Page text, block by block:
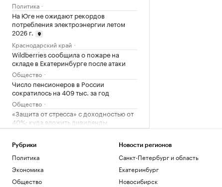
Политика
На Юге не ожидают рекордов
потребления электроэнергии летом
2026 г.
Краснодарский край
Wildberries сообщила о пожаре на
складе в Екатеринбурге после атаки
Общество
Число пенсионеров в России
сократилось на 409 тыс. за год
Общество
«Защита от стресса» с доходностью от
40%: куда вложить дивиденды
Число патентов для иностранцев на
Кубани сократилось в 5 раз в 2026 г.
Краснодарский край
Соглашение о партнерстве ЕАЭС и ОАЭ
вступит в силу 6 октября
Рубрики
Политика
Экономика
Общество
Новости регионов
Санкт-Петербург и область
Екатеринбург
Новосибирск